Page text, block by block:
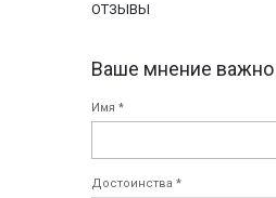
ОТЗЫВЫ
Ваше мнение важно
Имя *
Достоинства *